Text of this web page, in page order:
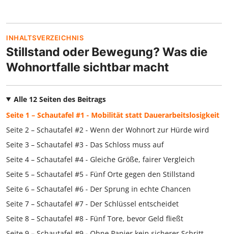
INHALTSVERZEICHNIS
Stillstand oder Bewegung? Was die
Wohnortfalle sichtbar macht
Alle 12 Seiten des Beitrags
Seite 1 – Schautafel #1 - Mobilität statt Dauerarbeitslosigkeit
Seite 2 – Schautafel #2 - Wenn der Wohnort zur Hürde wird
Seite 3 – Schautafel #3 - Das Schloss muss auf
Seite 4 – Schautafel #4 - Gleiche Größe, fairer Vergleich
Seite 5 – Schautafel #5 - Fünf Orte gegen den Stillstand
Seite 6 – Schautafel #6 - Der Sprung in echte Chancen
Seite 7 – Schautafel #7 - Der Schlüssel entscheidet
Seite 8 – Schautafel #8 - Fünf Tore, bevor Geld fließt